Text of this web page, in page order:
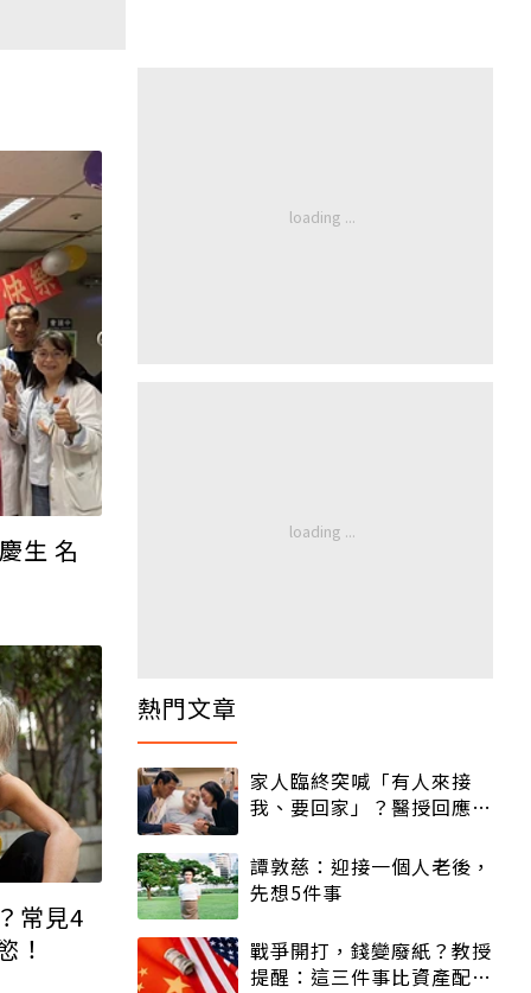
生 名
常見4
！
熱門文章
家人臨終突喊「有人來接
我、要回家」？醫授回應方
譚敦慈：迎接一個人老後，
先想5件事
戰爭開打，錢變廢紙？教授
提醒：這三件事比資產配置